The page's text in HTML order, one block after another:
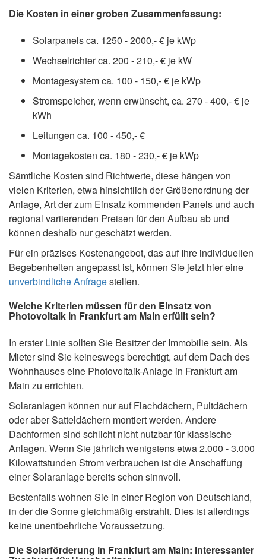
Die Kosten in einer groben Zusammenfassung:
Solarpanels ca. 1250 - 2000,- € je kWp
Wechselrichter ca. 200 - 210,- € je kW
Montagesystem ca. 100 - 150,- € je kWp
Stromspeicher, wenn erwünscht, ca. 270 - 400,- € je
kWh
Leitungen ca. 100 - 450,- €
Montagekosten ca. 180 - 230,- € je kWp
Sämtliche Kosten sind Richtwerte, diese hängen von
vielen Kriterien, etwa hinsichtlich der Größenordnung der
Anlage, Art der zum Einsatz kommenden Panels und auch
regional variierenden Preisen für den Aufbau ab und
können deshalb nur geschätzt werden.
Für ein präzises Kostenangebot, das auf Ihre individuellen
Begebenheiten angepasst ist, können Sie jetzt hier eine
unverbindliche Anfragestellen.
Welche Kriterien müssen für den Einsatz von
Photovoltaik in Frankfurt am Main erfüllt sein?
In erster Linie sollten Sie Besitzer der Immobilie sein. Als
Mieter sind Sie keineswegs berechtigt, auf dem Dach des
Wohnhauses eine Photovoltaik-Anlage in Frankfurt am
Main zu errichten.
Solaranlagen können nur auf Flachdächern, Pultdächern
oder aber Satteldächern montiert werden. Andere
Dachformen sind schlicht nicht nutzbar für klassische
Anlagen. Wenn Sie jährlich wenigstens etwa 2.000 - 3.000
Kilowattstunden Strom verbrauchen ist die Anschaffung
einer Solaranlage bereits schon sinnvoll.
Bestenfalls wohnen Sie in einer Region von Deutschland,
in der die Sonne gleichmäßig erstrahlt. Dies ist allerdings
keine unentbehrliche Voraussetzung.
Die Solarförderung in Frankfurt am Main: interessanter